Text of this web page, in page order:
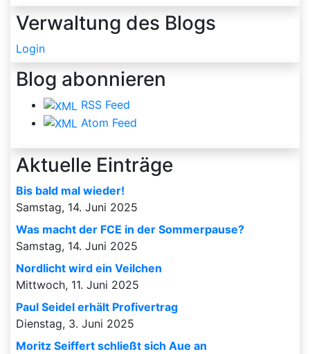
Verwaltung des Blogs
Login
Blog abonnieren
RSS Feed
Atom Feed
Aktuelle Einträge
Bis bald mal wieder!
Samstag, 14. Juni 2025
Was macht der FCE in der Sommerpause?
Samstag, 14. Juni 2025
Nordlicht wird ein Veilchen
Mittwoch, 11. Juni 2025
Paul Seidel erhält Profivertrag
Dienstag, 3. Juni 2025
Moritz Seiffert schließt sich Aue an